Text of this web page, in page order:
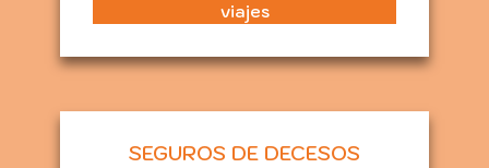
viajes
SEGUROS DE DECESOS